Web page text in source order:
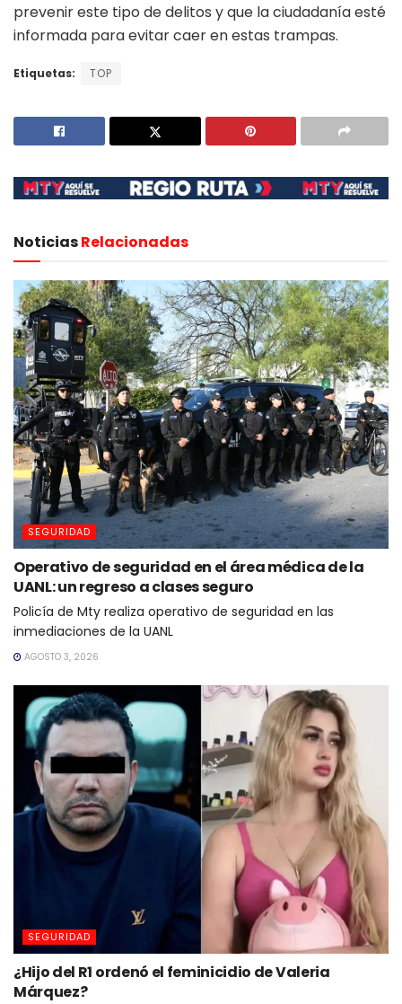
prevenir este tipo de delitos y que la ciudadanía esté
informada para evitar caer en estas trampas.
Etiquetas: TOP
NoticiasRelacionadas
SEGURIDAD
Operativo de seguridad en el área médica de la
UANL: un regreso a clases seguro
Policía de Mty realiza operativo de seguridad en las
inmediaciones de la UANL
AGOSTO 3, 2026
SEGURIDAD
¿Hijo del R1 ordenó el feminicidio de Valeria
Márquez?